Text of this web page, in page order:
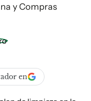
y Compras
en